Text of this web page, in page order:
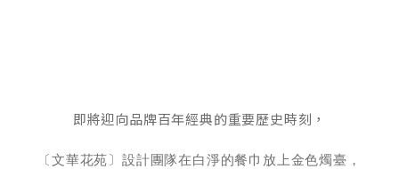
即將迎向品牌百年經典的重要歷史時刻，
〔文華花苑〕設計團隊在白淨的餐巾放上金色燭臺，